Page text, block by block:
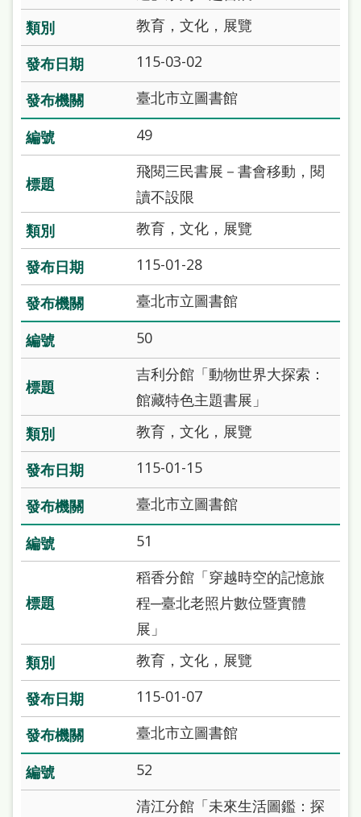
處
理
辦
法
聯
絡
們
教育，文化，展覽
115-03-02
臺北市立圖書館
49
飛閱三民書展－書會移動，閱
讀不設限
教育，文化，展覽
115-01-28
臺北市立圖書館
50
吉利分館「動物世界大探索：
館藏特色主題書展」
教育，文化，展覽
115-01-15
臺北市立圖書館
51
稻香分館「穿越時空的記憶旅
程─臺北老照片數位暨實體
展」
教育，文化，展覽
115-01-07
臺北市立圖書館
52
清江分館「未來生活圖鑑：探